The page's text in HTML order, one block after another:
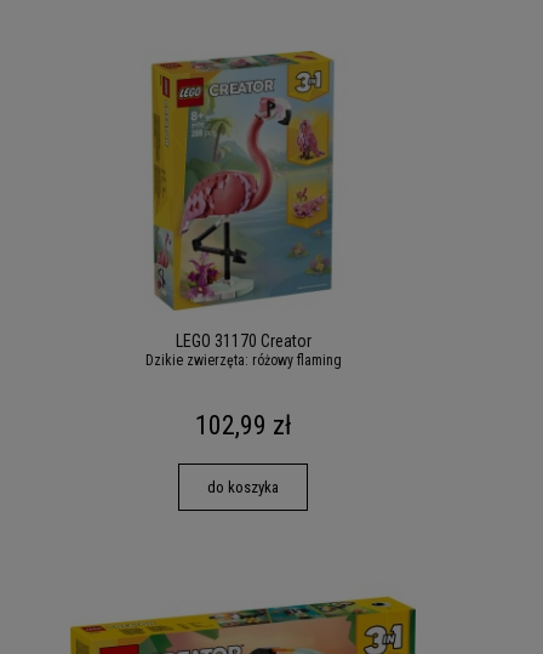
LEGO 31170 Creator
Dzikie zwierzęta: różowy flaming
102,99 zł
do koszyka